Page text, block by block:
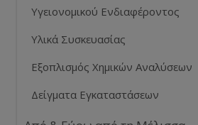
Υγειονομικού Ενδιαφέροντος
Υλικά Συσκευασίας
Εξοπλισμός Χημικών Αναλύσεων
Δείγματα Εγκαταστάσεων